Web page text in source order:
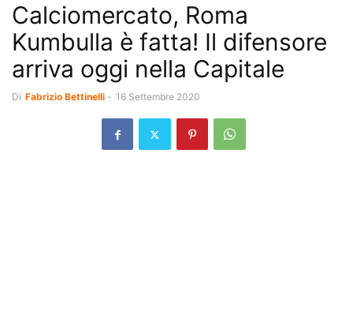
Calciomercato, Roma
Kumbulla è fatta! Il difensore
arriva oggi nella Capitale
Di Fabrizio Bettinelli - 16 Settembre 2020